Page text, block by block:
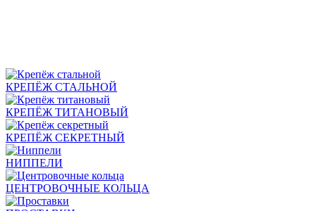
КРЕПЁЖ СТАЛЬНОЙ
КРЕПЁЖ ТИТАНОВЫЙ
КРЕПЁЖ СЕКРЕТНЫЙ
НИППЕЛИ
ЦЕНТРОВОЧНЫЕ КОЛЬЦА